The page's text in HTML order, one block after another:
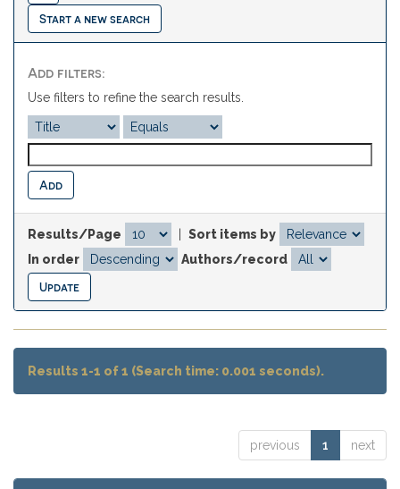
Start a new search
Add filters:
Use filters to refine the search results.
Results/Page
Sort items by
In order
Authors/record
Results 1-1 of 1 (Search time: 0.001 seconds).
previous 1 next